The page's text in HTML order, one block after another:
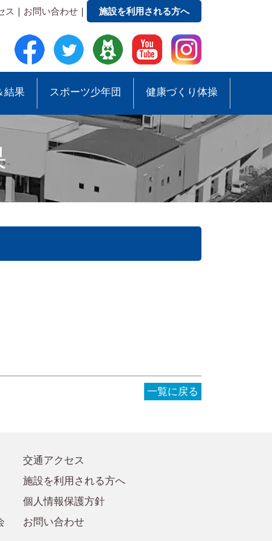
ス ｜ お問い合わせ ｜ 施設を利用される方へ
●緑地公園ガイドマップ
結果 スポーツ少年団
●スポーツ少年団助成事業
健康づくり体操
一覧に戻る
交通アクセス
施設を利用される方へ
個人情報保護方針
お問い合わせ